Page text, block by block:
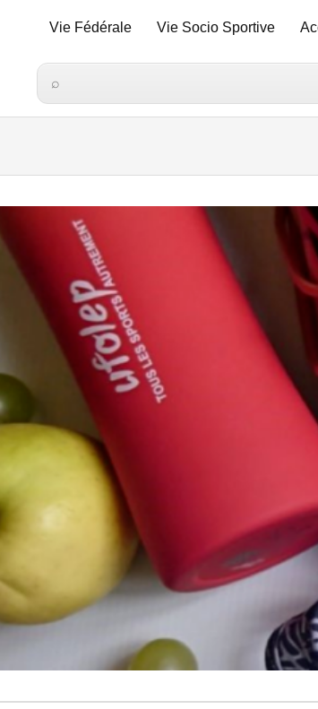
Vie Fédérale Vie Socio Sportive